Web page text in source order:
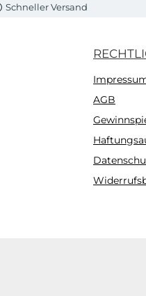
Schneller Versand
AGB